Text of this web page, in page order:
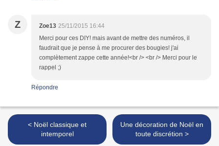
Z Zoe13 25/11/2015 16:44
Merci pour ces DIY! mais avant de mettre des numéros, il
faudrait que je pense à me procurer des bougies! j'ai
complètement zappe cette année!<br /> <br /> Merci pour le
rappel ;)
Répondre
< Noël classique et
intemporel
Une décoration de Noël en
toute discrétion >